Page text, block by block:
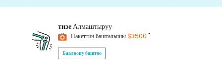
тизеАлмаштыруу
Пакеттин башталышы$3500 *
Баалоону баштоо